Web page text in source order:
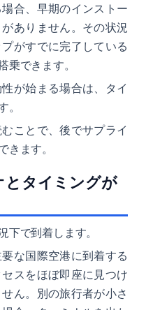
合、早期のインストー
ありません。その状況
がすでに完了している
乗できます。
が始まる場合は、タイ
。
ことで、後でサプライ
きます。
とタイミングが
下で到着します。
な国際空港に到着する
スをほぼ即座に見つけ
ん。別の旅行者が小さ